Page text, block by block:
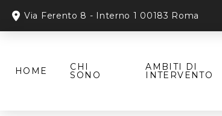
Via Ferento 8 - Interno 1 00183 Roma
HOME CHI
SONO
AMBITI DI
INTERVENTO